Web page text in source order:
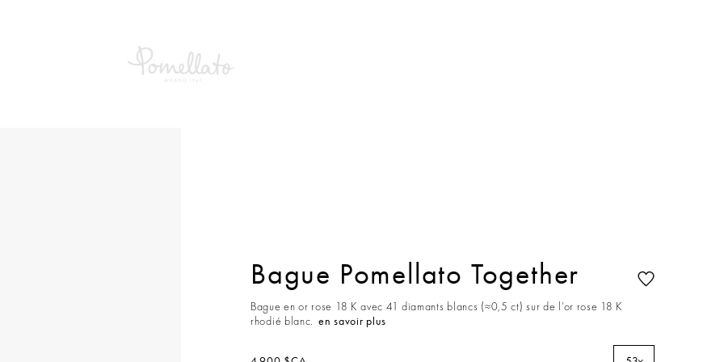
Bague Pomellato Together
Bague en or rose 18 K avec 41 diamants blancs (≈0,5 ct) sur de l’or rose 18 K
rhodié blanc. en savoir plus